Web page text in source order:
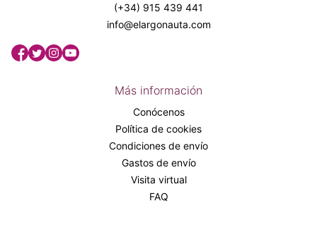
(+34) 915 439 441
info@elargonauta.com
Más información
Conócenos
Política de cookies
Condiciones de envío
Gastos de envío
Visita virtual
FAQ